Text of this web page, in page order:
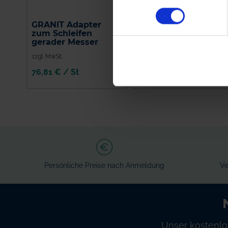
GRANIT Adapter
zum Schleifen
gerader Messer
zzgl. MwSt.
76,81 € / St
GRANIT
Messerhalter
Persönliche Preise nach Anmeldung
Unser